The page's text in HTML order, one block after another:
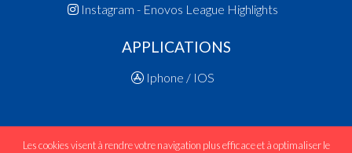
Instagram - Enovos League Highlights
APPLICATIONS
Iphone / IOS
Les cookies visent à rendre votre navigation plus efficace et à optimaliser le